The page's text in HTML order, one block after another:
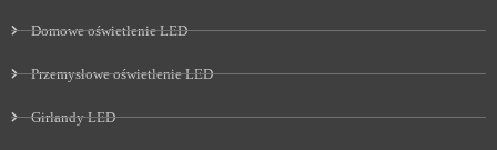
Domowe oświetlenie LED
Przemysłowe oświetlenie LED
Girlandy LED